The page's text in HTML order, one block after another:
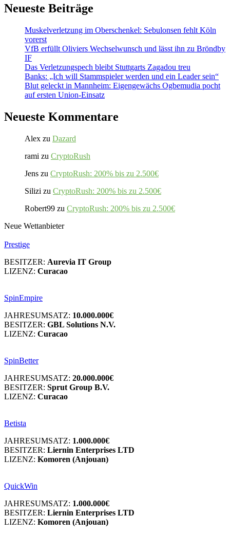
Neueste Beiträge
Muskelverletzung im Oberschenkel: Sebulonsen fehlt Köln
vorerst
VfB erfüllt Oliviers Wechselwunsch und lässt ihn zu Bröndby
IF
Das Verletzungspech bleibt Stuttgarts Zagadou treu
Banks: „Ich will Stammspieler werden und ein Leader sein“
Blut geleckt in Mannheim: Eigengewächs Ogbemudia pocht
auf ersten Union-Einsatz
Neueste Kommentare
Alex zu Dazard
rami zu CryptoRush
Jens zu CryptoRush: 200% bis zu 2.500€
Silizi zu CryptoRush: 200% bis zu 2.500€
Robert99 zu CryptoRush: 200% bis zu 2.500€
Neue Wettanbieter
Prestige
BESITZER: Aurevia IT Group
LIZENZ: Curacao
SpinEmpire
JAHRESUMSATZ: 10.000.000€
BESITZER: GBL Solutions N.V.
LIZENZ: Curacao
SpinBetter
JAHRESUMSATZ: 20.000.000€
BESITZER: Sprut Group B.V.
LIZENZ: Curacao
Betista
JAHRESUMSATZ: 1.000.000€
BESITZER: Liernin Enterprises LTD
LIZENZ: Komoren (Anjouan)
QuickWin
JAHRESUMSATZ: 1.000.000€
BESITZER: Liernin Enterprises LTD
LIZENZ: Komoren (Anjouan)